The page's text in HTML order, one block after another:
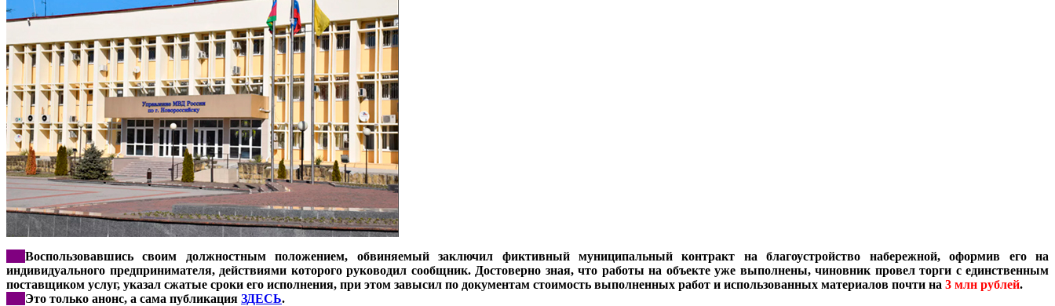
Воспользовавшись своим должностным положением, обвиняемый заключил фиктивный муниципальный контракт на благоустройство набережной, оформив его на
индивидуального предпринимателя, действиями которого руководил сообщник. Достоверно зная, что работы на объекте уже выполнены, чиновник провел торги с единственным
поставщиком услуг, указал сжатые сроки его исполнения, при этом завысил по документам стоимость выполненных работ и использованных материалов почти на 3 млн рублей.
Это только анонс, а сама публикация ЗДЕСЬ.